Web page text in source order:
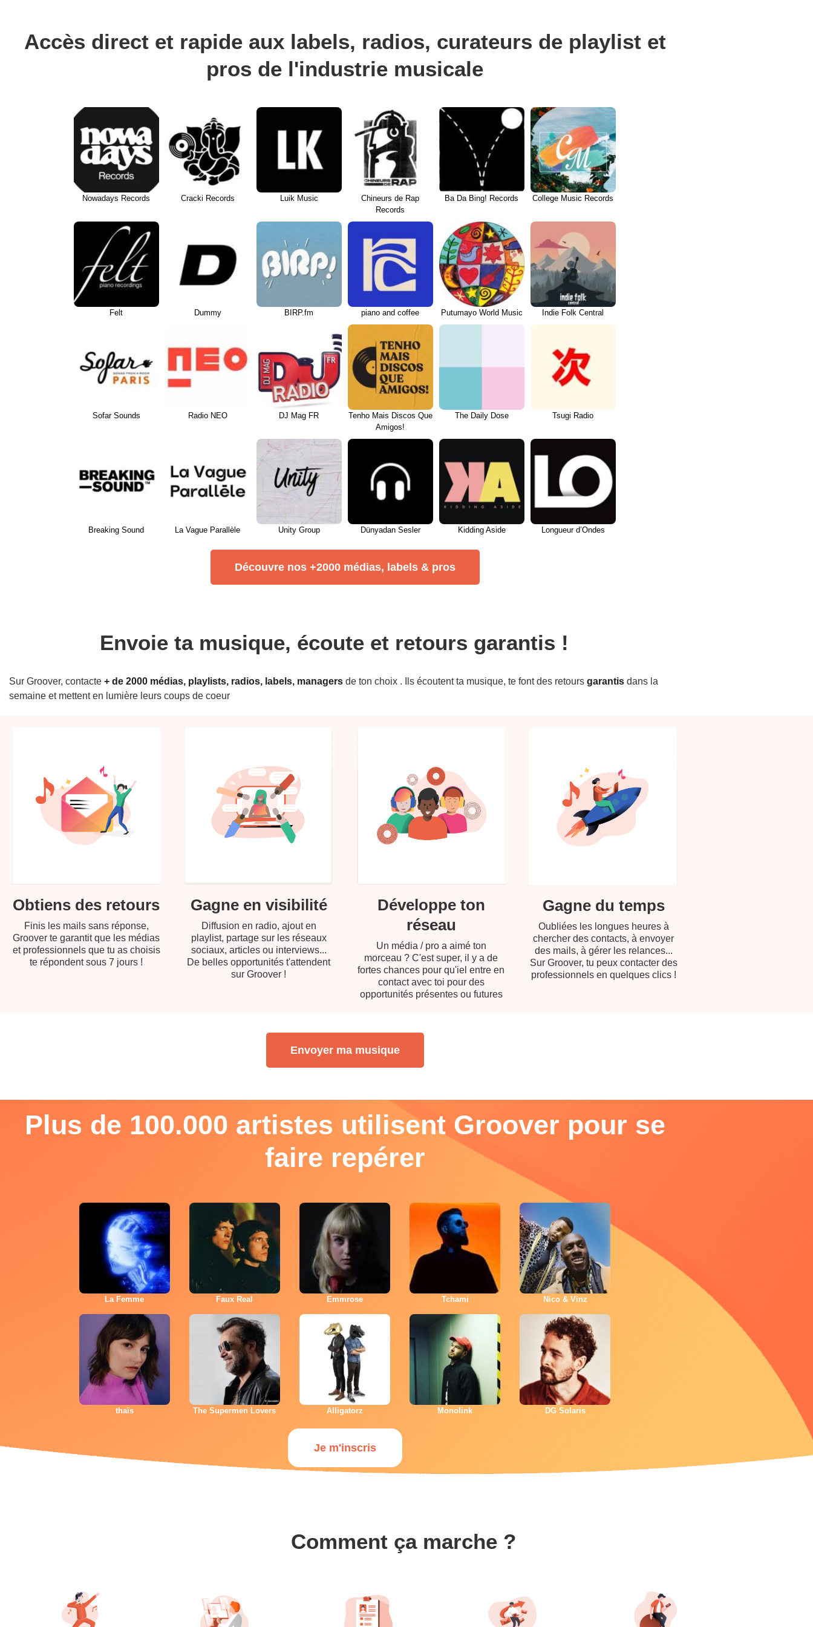
Accès direct et rapide aux labels, radios, curateurs de playlist et
pros de l'industrie musicale
Nowadays Records Cracki Records Luik Music
Chineurs de Rap
Records
Ba Da Bing! Records College Music Records
Felt Dummy BIRP.fm piano and coffee Putumayo World Music Indie Folk Central
Sofar Sounds Radio NEO DJ Mag FR
Tenho Mais Discos Que
Amigos!
The Daily Dose Tsugi Radio
Breaking Sound La Vague Parallèle Unity Group Dünyadan Sesler Kidding Aside Longueur d’Ondes
Découvre nos +2000 médias, labels & pros
Envoie ta musique, écoute et retours garantis !
Sur Groover, contacte + de 2000 médias, playlists, radios, labels, managers de ton choix . Ils écoutent ta musique, te font des retours garantis dans la
semaine et mettent en lumière leurs coups de coeur
Obtiens des retours
Finis les mails sans réponse,
Groover te garantit que les médias
et professionnels que tu as choisis
te répondent sous 7 jours !
Gagne en visibilité
Diffusion en radio, ajout en
playlist, partage sur les réseaux
sociaux, articles ou interviews...
De belles opportunités t'attendent
sur Groover !
Développe ton
réseau
Un média / pro a aimé ton
morceau ? C'est super, il y a de
fortes chances pour qu'iel entre en
contact avec toi pour des
opportunités présentes ou futures
Gagne du temps​
Oubliées les longues heures à
chercher des contacts, à envoyer
des mails, à gérer les relances...
Sur Groover, tu peux contacter des
professionnels en quelques clics !
Envoyer ma musique
Plus de 100.000 artistes utilisent Groover pour se
faire repérer
La Femme Faux Real Emmrose Tchami Nico & Vinz
thaïs The Supermen Lovers Alligatorz Monolink DG Solaris
Je m'inscris
Comment ça marche ?